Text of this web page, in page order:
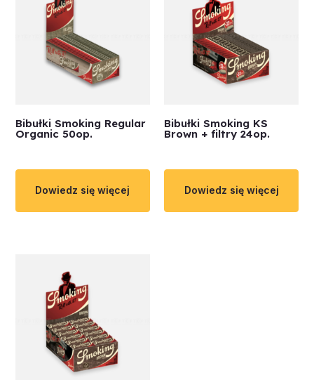
Bibułki Smoking Regular
Organic 50op.
Dowiedz się więcej
Bibułki Smoking KS
Brown + filtry 24op.
Dowiedz się więcej